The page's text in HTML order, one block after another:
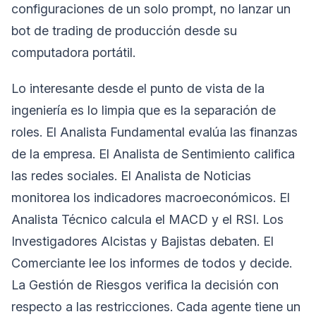
configuraciones de un solo prompt, no lanzar un
bot de trading de producción desde su
computadora portátil.
Lo interesante desde el punto de vista de la
ingeniería es lo limpia que es la separación de
roles. El Analista Fundamental evalúa las finanzas
de la empresa. El Analista de Sentimiento califica
las redes sociales. El Analista de Noticias
monitorea los indicadores macroeconómicos. El
Analista Técnico calcula el MACD y el RSI. Los
Investigadores Alcistas y Bajistas debaten. El
Comerciante lee los informes de todos y decide.
La Gestión de Riesgos verifica la decisión con
respecto a las restricciones. Cada agente tiene un